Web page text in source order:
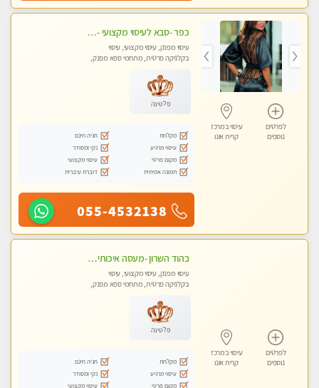
לפרטים
נוספים
עיסוי במרכז
קרית אונו
כפר -סבא לעיסוי מקצועי -באווירה שקטה ונעימה לחוויה של רוגע מומלץ מאוד מאוד- ללא מין !
עיסוי מפנק, עיסוי מקצועי, עיסוי
בקלניקה פרטית, מתחמי ספא מפנק,
פלטינה
מקלחת
חניה חינם
עיסוי מרגיע
נקי ומסודר
מקום פרטי
עיסוי מקצועי
תמונה אמיתית
דוברת עיברית
055-4532138
לפרטים
נוספים
עיסוי במרכז
קרית אונו
בהוד השרון -מעסה איכותית למאסז מקצועי ומפנק לכל שרירי הגוף
עיסוי מפנק, עיסוי מקצועי, עיסוי
בקלניקה פרטית, מתחמי ספא מפנק,
פלטינה
מקלחת
חניה חינם
עיסוי מרגיע
נקי ומסודר
מקום פרטי
עיסוי מקצועי